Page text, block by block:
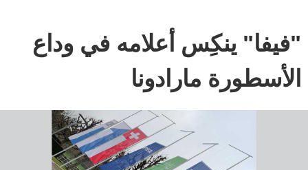
"فيفا" ينكِس أعلامه في وداع
الأسطورة مارادونا